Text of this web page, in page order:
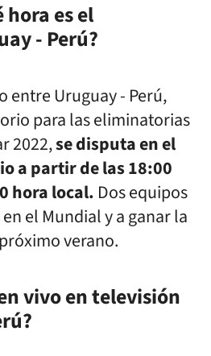
hora es el
- Perú?
entre Uruguay - Perú,
para las eliminatorias
2022,se disputa en el
a partir de las 18:00
hora local. Dos equipos
el Mundial y a ganar la
verano.
vivo en televisión
?